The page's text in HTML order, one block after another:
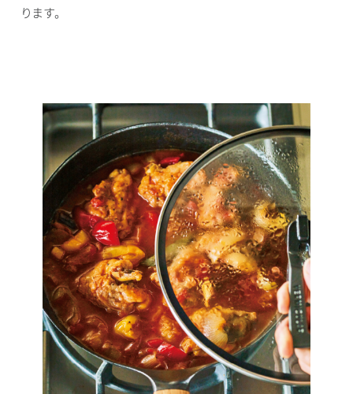
ります。